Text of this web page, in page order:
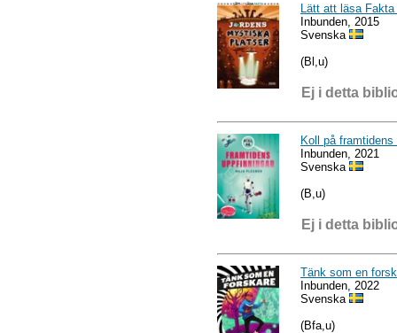
Lätt att läsa
Inbunden, 2015
Svenska
(Bl,u)
Ej i detta
Koll på framtidens
Inbunden, 2021
Svenska
(B,u)
Ej i detta
Tänk som en
Inbunden, 2022
Svenska
(Bfa,u)